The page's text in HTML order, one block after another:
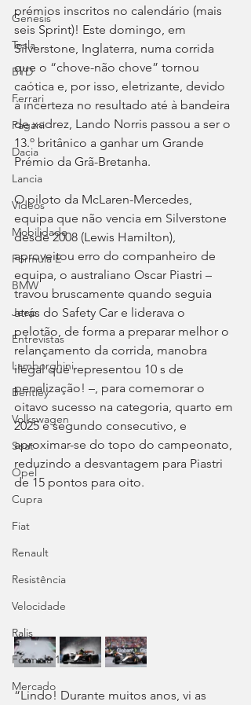
Genesis
Tesla
BYD
Ferrari
Pagani
Dacia
Lancia
Videos
Mobilidade
Fórmula E
BMW
Jeep
Entrevistas
Lamborghini
Bentley
Volkswagen
Seat
Opel
Cupra
Fiat
Renault
Resistência
Velocidade
Ralis
Fórmula 1
Mercado
prémios inscritos no calendário (mais
seis Sprint)! Este domingo, em
Silverstone, Inglaterra, numa corrida
que o “chove-não chove” tornou
caótica e, por isso, eletrizante, devido
à incerteza no resultado até à bandeira
de xadrez, Lando Norris passou a ser o
13.º britânico a ganhar um Grande
Prémio da Grã-Bretanha.
O piloto da McLaren-Mercedes,
equipa que não vencia em Silverstone
desde 2008 (Lewis Hamilton),
aproveitou erro do companheiro de
equipa, o australiano Oscar Piastri –
travou bruscamente quando seguia
atrás do Safety Car e liderava o
pelotão, de forma a preparar melhor o
relançamento da corrida, manobra
ilegal que representou 10 s de
penalização! –, para comemorar o
oitavo sucesso na categoria, quarto em
2025 e segundo consecutivo, e
aproximar-se do topo do campeonato,
reduzindo a desvantagem para Piastri
de 15 pontos para oito.
“Lindo! Durante muitos anos, vi as